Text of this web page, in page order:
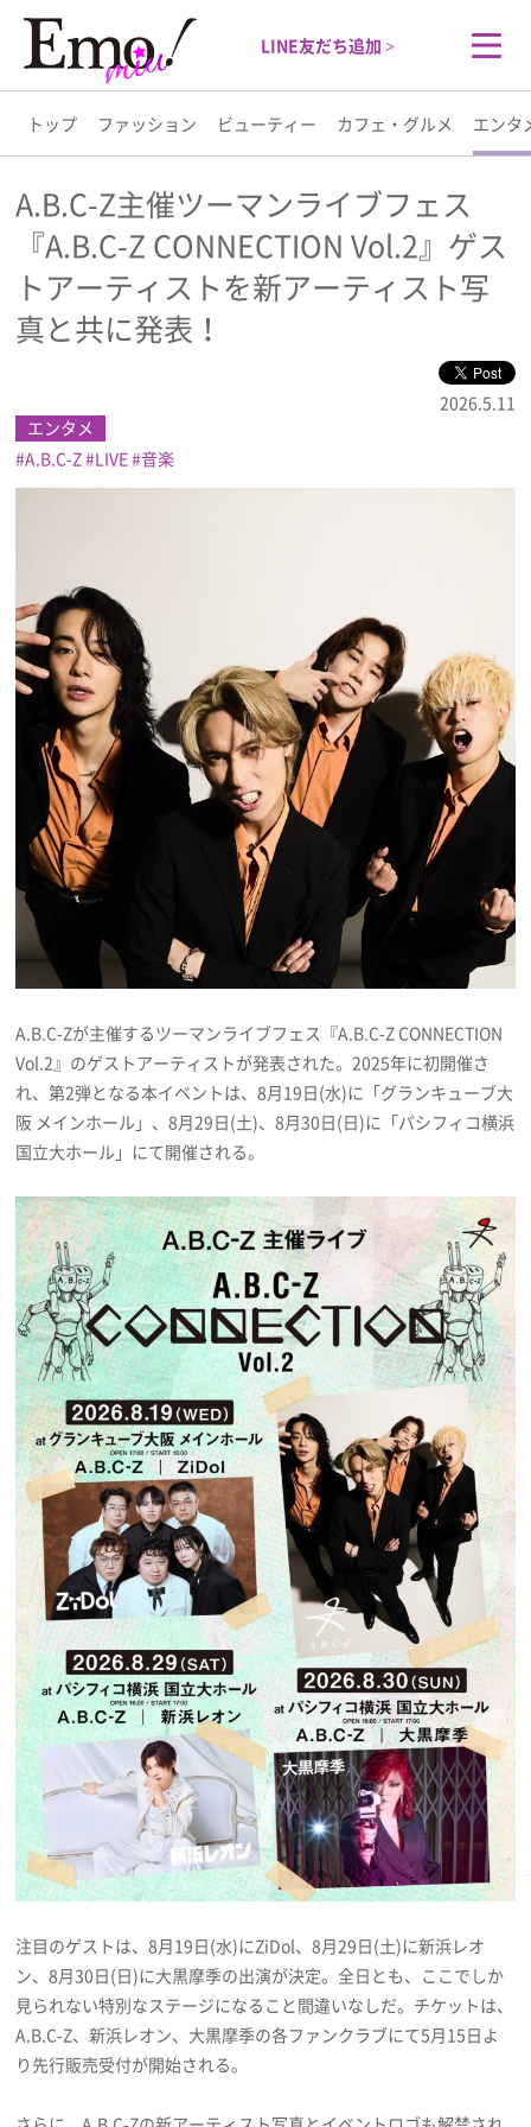
LINE友だち追加 >
トップ ファッション ビューティー カフェ・グルメ エンタ
トップ
ファッション
ビューティー
エンタメ
プレゼント
インタビュー
フィルム
Emoメン
ランキング
Emo!miuとは？
免責事項
プライバシーポリシー
利用規約
A.B.C-Z主催ツーマンライブフェス
『A.B.C-Z CONNECTION Vol.2』ゲス
トアーティストを新アーティスト写
真と共に発表！
2026.5.11
エンタメ
A.B.C-Z LIVE 音楽
A.B.C-Zが主催するツーマンライブフェス『A.B.C-Z CONNECTION
Vol.2』のゲストアーティストが発表された。2025年に初開催さ
れ、第2弾となる本イベントは、8月19日(水)に「グランキューブ大
阪 メインホール」、8月29日(土)、8月30日(日)に「パシフィコ横浜
国立大ホール」にて開催される。
注目のゲストは、8月19日(水)にZiDol、8月29日(土)に新浜レオ
ン、8月30日(日)に大黒摩季の出演が決定。全日とも、ここでしか
見られない特別なステージになること間違いなしだ。チケットは、
A.B.C-Z、新浜レオン、大黒摩季の各ファンクラブにて5月15日よ
り先行販売受付が開始される。